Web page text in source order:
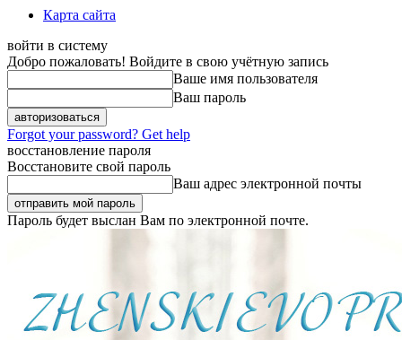
Карта сайта
войти в систему
Добро пожаловать! Войдите в свою учётную запись
Ваше имя пользователя
Ваш пароль
Forgot your password? Get help
восстановление пароля
Восстановите свой пароль
Ваш адрес электронной почты
Пароль будет выслан Вам по электронной почте.